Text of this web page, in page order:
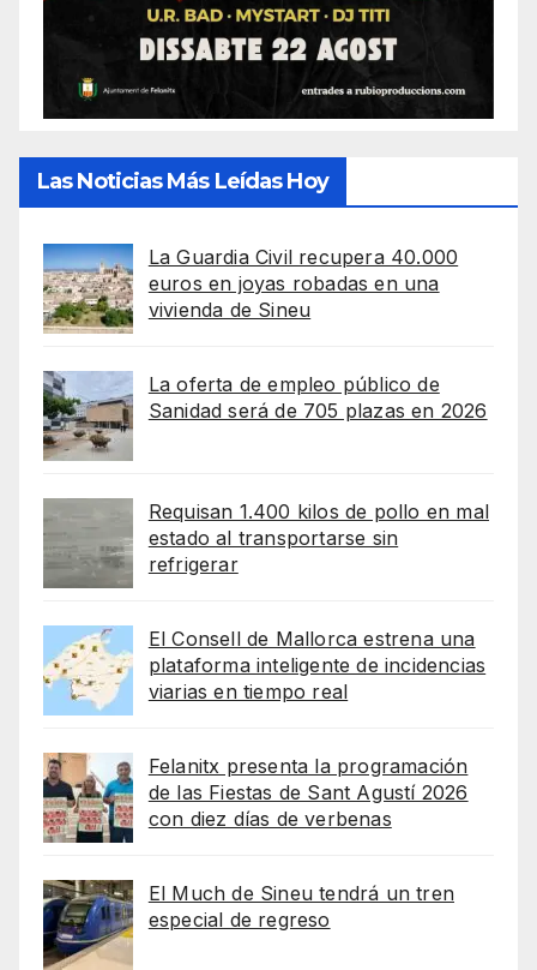
Las Noticias Más Leídas Hoy
La Guardia Civil recupera 40.000
euros en joyas robadas en una
vivienda de Sineu
La oferta de empleo público de
Sanidad será de 705 plazas en 2026
Requisan 1.400 kilos de pollo en mal
estado al transportarse sin
refrigerar
El Consell de Mallorca estrena una
plataforma inteligente de incidencias
viarias en tiempo real
Felanitx presenta la programación
de las Fiestas de Sant Agustí 2026
con diez días de verbenas
El Much de Sineu tendrá un tren
especial de regreso